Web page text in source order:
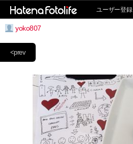
ユーザー登録
yoko807
<prev